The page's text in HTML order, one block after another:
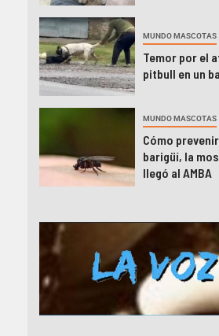
MUNDO MASCOTAS
Temor por el
pitbull en un
MUNDO MASCOTAS
Cómo
barigüí, la
llegó al AMBA